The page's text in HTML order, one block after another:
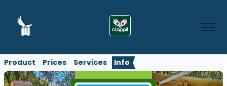
Product Prices Services Info